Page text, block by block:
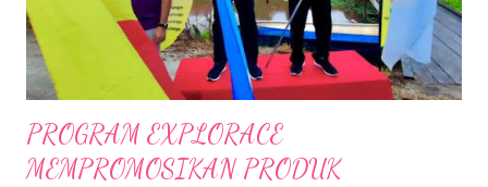
tahun 1873 di Pulau Penyengat, Kepulauan Riau. Ada beberapa
koleksi menarik yang dipame...
PROGRAM EXPLORACE
MEMPROMOSIKAN PRODUK